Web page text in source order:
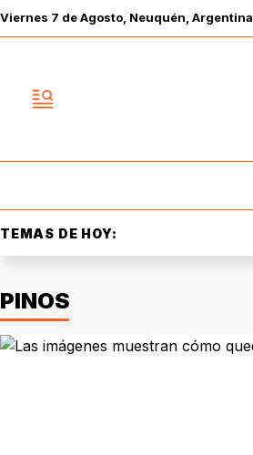
Viernes 7 deAgosto , Neuquén, Argentina
TEMAS DE HOY:
PINOS